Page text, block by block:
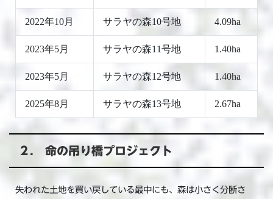
2022年10月 サラヤの森10号地 4.09ha
2023年5月 サラヤの森11号地 1.40ha
2023年5月 サラヤの森12号地 1.40ha
2025年8月 サラヤの森13号地 2.67ha
２. 命の吊り橋プロジェクト
失われた土地を買い戻している最中にも、森は小さく分断さ